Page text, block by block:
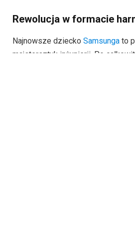
Rewolucja w formacie
Najnowsze dziecko Samsunga to
majstersztyk inżynierii. Po